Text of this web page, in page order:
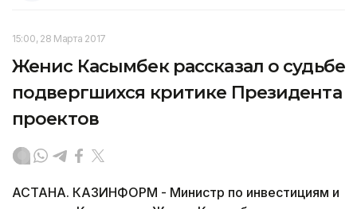
15:00, 28 Марта 2017
Женис Касымбек рассказал о судьбе
подвергшихся критике Президента
проектов
АСТАНА. КАЗИНФОРМ - Министр по инвестициям и